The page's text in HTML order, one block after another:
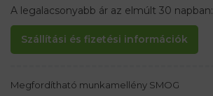
A legalacsonyabb ár az elmúlt 30 napban:
Szállítási és fizetési információk
Megfordítható munkamellény SMOG